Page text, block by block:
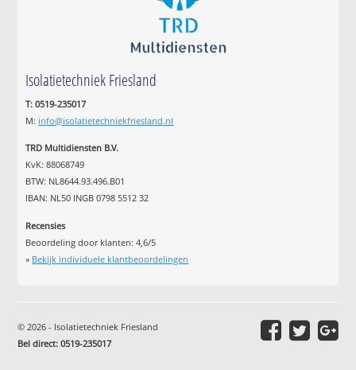
Isolatietechniek Friesland
T: 0519-235017
M: info@isolatietechniekfriesland.nl
TRD Multidiensten B.V.
KvK: 88068749
BTW: NL8644.93.496.B01
IBAN: NL50 INGB 0798 5512 32
Recensies
Beoordeling door klanten:4,6/5
» Bekijk individuele klantbeoordelingen
© 2026 - Isolatietechniek Friesland
Bel direct: 0519-235017